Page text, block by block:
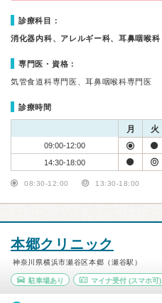
診療科目：
消化器内科、アレルギー科、耳鼻咽喉科
専門医・資格：
気管食道科専門医、耳鼻咽喉科専門医
診療時間
月 火
09:00-12:00
14:30-18:00
08:30-12:00 13:30-18:00
本郷クリニック
神奈川県横浜市瀬谷区本郷（瀬谷駅）
駐車場あり マイナ受付(スマホ可)